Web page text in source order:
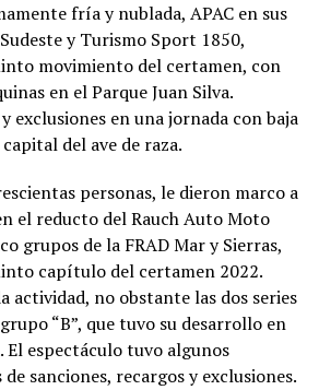
fría y nublada, APAC en sus
y Turismo Sport 1850,
movimiento del certamen, con
en el Parque Juan Silva.
exclusiones en una jornada con baja
del ave de raza.
personas, le dieron marco a
el reducto del Rauch Auto Moto
grupos de la FRAD Mar y Sierras,
capítulo del certamen 2022.
actividad, no obstante las dos series
“B”, que tuvo su desarrollo en
El espectáculo tuvo algunos
de sanciones, recargos y exclusiones.